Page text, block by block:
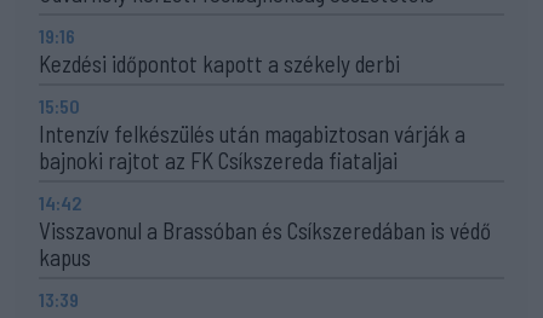
19:16
Kezdési időpontot kapott a székely derbi
15:50
Intenzív felkészülés után magabiztosan várják a
bajnoki rajtot az FK Csíkszereda fiataljai
14:42
Visszavonul a Brassóban és Csíkszeredában is védő
kapus
13:39